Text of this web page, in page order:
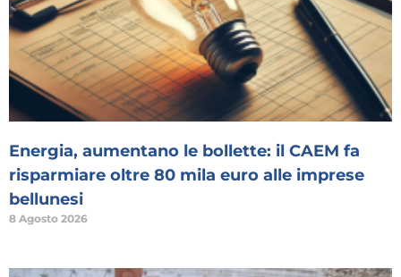
Energia, aumentano le bollette: il CAEM fa
risparmiare oltre 80 mila euro alle imprese
bellunesi
8 Agosto 2026